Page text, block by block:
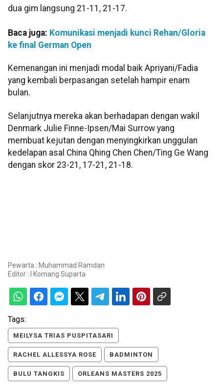
dua gim langsung 21-11, 21-17.
Baca juga: Komunikasi menjadi kunci Rehan/Gloria
ke final German Open
Kemenangan ini menjadi modal baik Apriyani/Fadia
yang kembali berpasangan setelah hampir enam
bulan.
Selanjutnya mereka akan berhadapan dengan wakil
Denmark Julie Finne-Ipsen/Mai Surrow yang
membuat kejutan dengan menyingkirkan unggulan
kedelapan asal China Qhing Chen Chen/Ting Ge Wang
dengan skor 23-21, 17-21, 21-18.
Pewarta : Muhammad Ramdan
Editor :
I Komang Suparta
Tags:
MEILYSA TRIAS PUSPITASARI
RACHEL ALLESSYA ROSE BADMINTON
BULU TANGKIS ORLEANS MASTERS 2025